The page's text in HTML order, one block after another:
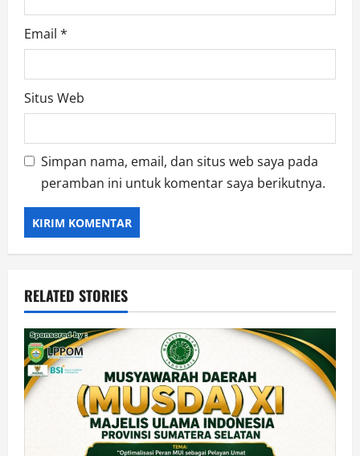
Email *
Situs Web
Simpan nama, email, dan situs web saya pada
peramban ini untuk komentar saya berikutnya.
RELATED STORIES